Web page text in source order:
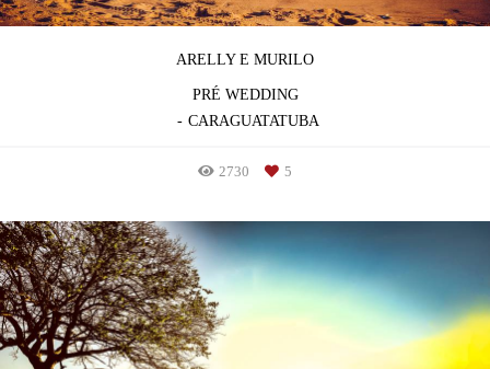
ARELLY E MURILO
PRÉ WEDDING
CARAGUATATUBA
2730 5